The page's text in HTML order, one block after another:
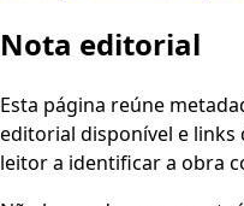
Nota editorial
Esta página reúne
editorial disponível e
leitor a identificar a obra